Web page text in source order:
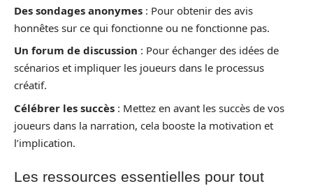
Des sondages anonymes : Pour obtenir des avis
honnêtes sur ce qui fonctionne ou ne fonctionne pas.
Un forum de discussion : Pour échanger des idées de
scénarios et impliquer les joueurs dans le processus
créatif.
Célébrer les succès : Mettez en avant les succès de vos
joueurs dans la narration, cela booste la motivation et
l’implication.
Les ressources essentielles pour tout